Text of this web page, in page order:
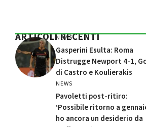
ARTICOLI RECENTI
NEWS
Gasperini Esulta: Roma
Distrugge Newport 4-1,
di Castro e Koulierakis
NEWS
Pavoletti post-ritiro:
‘Possibile ritorno a
ho ancora un desiderio da